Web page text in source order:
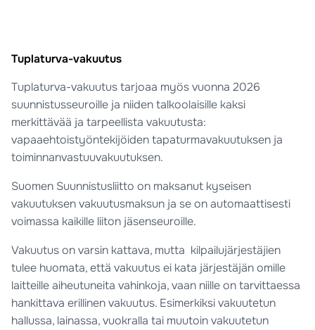
Tuplaturva-vakuutus
Tuplaturva-vakuutus tarjoaa myös vuonna 2026
suunnistusseuroille ja niiden talkoolaisille kaksi
merkittävää ja tarpeellista vakuutusta:
vapaaehtoistyöntekijöiden tapaturmavakuutuksen ja
toiminnanvastuuvakuutuksen.
Suomen Suunnistusliitto on maksanut kyseisen
vakuutuksen vakuutusmaksun ja se on automaattisesti
voimassa kaikille liiton jäsenseuroille.
Vakuutus on varsin kattava, mutta kilpailujärjestäjien
tulee huomata, että vakuutus ei kata järjestäjän omille
laitteille aiheutuneita vahinkoja, vaan niille on tarvittaessa
hankittava erillinen vakuutus. Esimerkiksi vakuutetun
hallussa, lainassa, vuokralla tai muutoin vakuutetun